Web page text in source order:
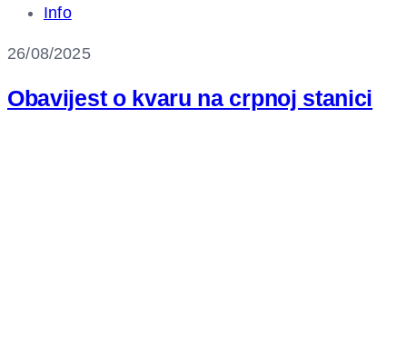
Info
26/08/2025
Obavijest o kvaru na crpnoj stanici